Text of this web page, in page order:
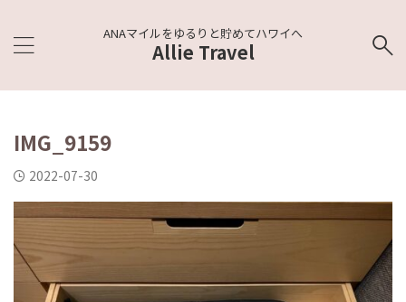
ANAマイルをゆるりと貯めてハワイへ
Allie Travel
IMG_9159
2022-07-30